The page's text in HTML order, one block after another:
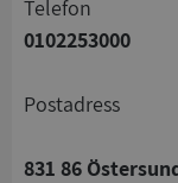
telefon
0102253000
Postadress
831 86